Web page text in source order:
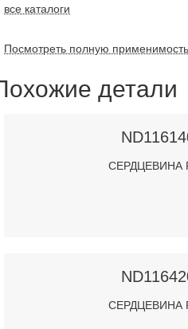
все каталоги
Посмотреть полную
детали
СЕРДЦЕВИНА
СЕРДЦЕВИНА